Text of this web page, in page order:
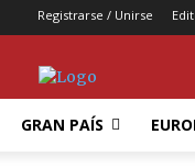
Registrarse / Unirse
GRAN PAÍS